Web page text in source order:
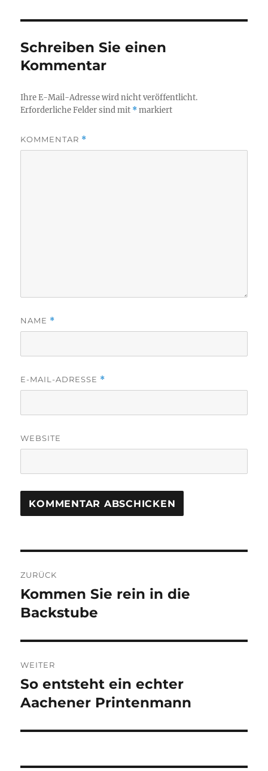
Schreiben Sie einen
Kommentar
Ihre E-Mail-Adresse wird nicht veröffentlicht.
Erforderliche Felder sind mit *markiert
KOMMENTAR *
NAME *
E-MAIL-ADRESSE *
WEBSITE
ZURÜCK
Vorheriger
Beitrag:
Kommen Sie rein in die
Backstube
WEITER
Nächster
Beitrag:
So entsteht ein echter
Aachener Printenmann